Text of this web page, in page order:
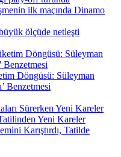
ölçüde netleşti
Döngüsü: Süleyman
Benzetmesi
Karıştırdı, Tatilde